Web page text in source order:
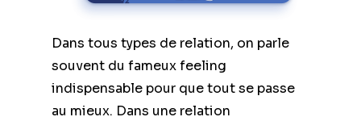
Dans tous types de relation, on parle
souvent du fameux feeling
indispensable pour que tout se passe
au mieux. Dans une relation